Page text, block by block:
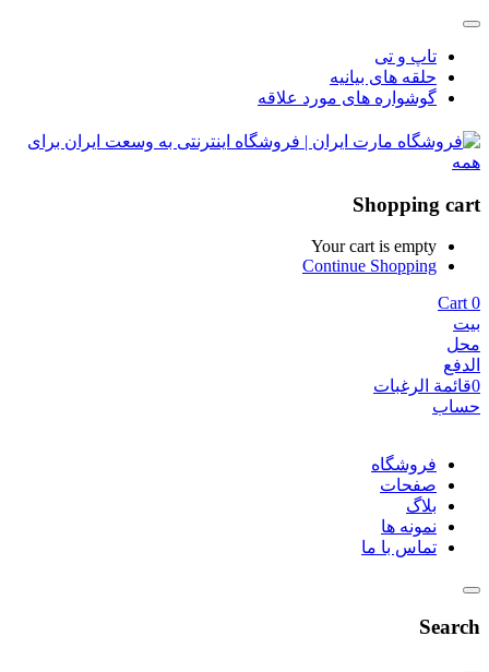
تاپ و تی
حلقه های بیانیه
گوشواره های مورد علاقه
Shopping cart
Your cart is empty
Continue Shopping
0
Cart
بيت
محل
الدفع
0قائمة الرغبات
حساب
فروشگاه
صفحات
بلاگ
نمونه ها
تماس با ما
Search